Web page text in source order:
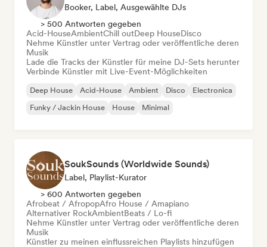
Booker, Label, Ausgewählte DJs
> 500 Antworten gegeben
Acid-HouseAmbientChill outDeep HouseDisco
Nehme Künstler unter Vertrag oder veröffentliche deren
Musik
Lade die Tracks der Künstler für meine DJ-Sets herunter
Verbinde Künstler mit Live-Event-Möglichkeiten
Deep House Acid-House Ambient Disco
Electronica
Funky / Jackin House
House Minimal
SoukSounds (Worldwide Sounds)
Label, Playlist-Kurator
> 600 Antworten gegeben
Afrobeat / AfropopAfro House / Amapiano
Alternativer RockAmbientBeats / Lo-fi
Nehme Künstler unter Vertrag oder veröffentliche deren
Musik
Künstler zu meinen einflussreichen Playlists hinzufügen